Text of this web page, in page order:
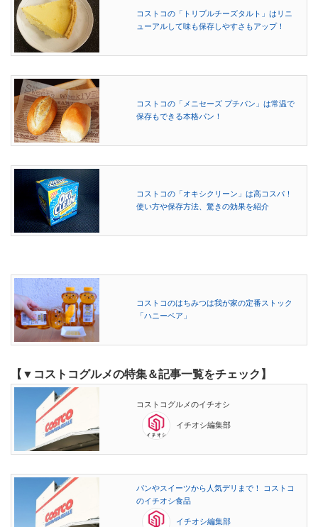
コストコの「トリプルチーズタルト」はリニ
ューアルして味も保存しやすさもアップ！
コストコの「メニセーズ プチパン」は常温で
保存もできる本格パン！
コストコの「オキシクリーン」は高コスパ！
使い方や保存方法、驚きの効果を紹介
コストコのはちみつは我が家の定番ストック
「ハニーベア」
【▼コストコグルメの特集＆記事一覧をチェック】
コストコグルメのイチオシ
イチオシ編集部
パンやスイーツから人気デリまで！ コストコ
のイチオシ食品
イチオシ編集部